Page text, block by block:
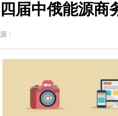
届中俄能源商
：